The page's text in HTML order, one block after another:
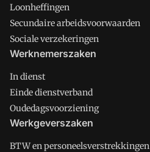
Loonheffingen
Secundaire arbeidsvoorwaarden
Sociale verzekeringen
Werknemerszaken
In dienst
Einde dienstverband
Oudedagsvoorziening
Werkgeverszaken
BTW en personeelsverstrekkingen